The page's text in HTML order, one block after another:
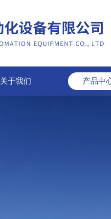
关于我们 产品中